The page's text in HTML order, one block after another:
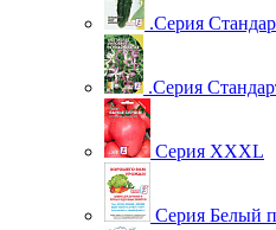
.Серия
.Серия
Серия XXXL
Серия Белый